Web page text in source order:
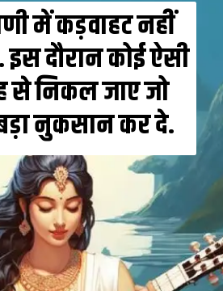
में कड़वाहट नहीं
इस दौरान कोई ऐसी
से निकल जाए जो
नुकसान कर दे.